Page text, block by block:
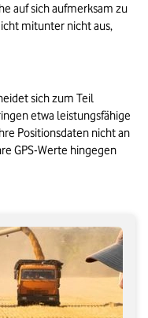
auf sich aufmerksam zu
mitunter nicht aus,
sich zum Teil
etwa leistungsfähige
Positionsdaten nicht an
GPS-Werte hingegen